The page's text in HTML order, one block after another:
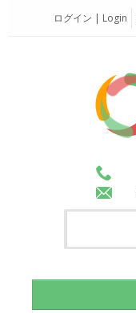
ログイン | Login